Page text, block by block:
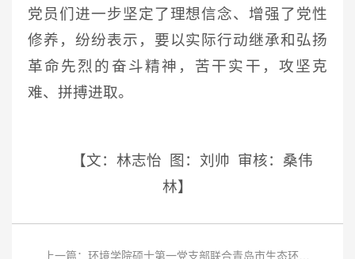
党员们进一步坚定了理想信念、增强了党性
修养，纷纷表示，要以实际行动继承和弘扬
革命先烈的奋斗精神，苦干实干，攻坚克
难、拼搏进取。
【文：林志怡 图：刘帅 审核：桑伟
林】